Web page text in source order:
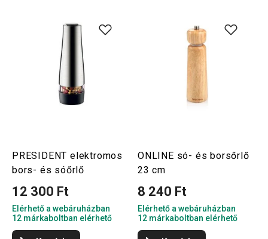
PRESIDENT elektromos
bors- és sóőrlő
12 300 Ft
Elérhető a webáruházban
12 márkaboltban elérhető
ONLINE só- és borsőrlő
23 cm
8 240 Ft
Elérhető a webáruházban
12 márkaboltban elérhető